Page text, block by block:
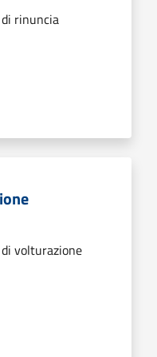
rinuncia
volturazione